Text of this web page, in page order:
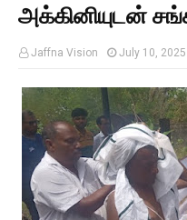
அக்கினியுடன்
Jaffna Vision July 10, 2025